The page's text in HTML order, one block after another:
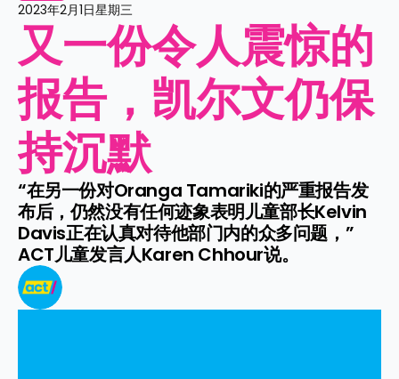
2023年2月1日星期三
又一份令人震惊的
报告，凯尔文仍保
持沉默
“在另一份对Oranga Tamariki的严重报告发
布后，仍然没有任何迹象表明儿童部长Kelvin
Davis正在认真对待他部门内的众多问题，”
ACT儿童发言人Karen Chhour说。